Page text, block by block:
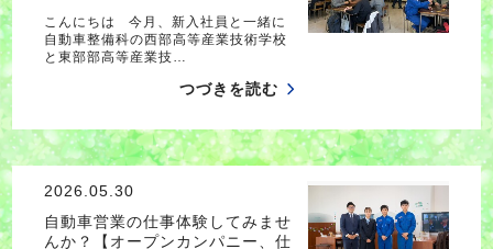
こんにちは 今月、新入社員と一緒に
自動車整備科の西部高等産業技術学校
と東部部高等産業技…
つづきを読む
2026.05.30
自動車営業の仕事体験してみませ
んか？【オープンカンパニー、仕